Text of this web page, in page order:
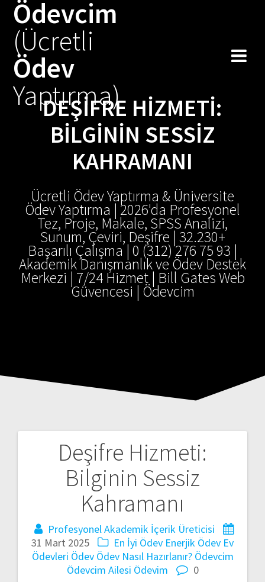
Ödevcim
(Ücretli
Ödev
Yaptırma)
DEŞIFRE HIZMETI:
BILGININ SESSIZ
KAHRAMANI
Ücretli Ödev Yaptırma & Üniversite
Ödev Yaptırma | 2026'da Profesyonel
Tez, Proje, Makale, SPSS Analizi,
Sunum, Çeviri, Deşifre | 32.230+
Başarılı Çalışma | 0 (312) 276 75 93 |
Akademik Danışmanlık ve Ödev Destek
Merkezi | 7/24 Hizmet | Bill Gates Web
Güvencesi | Ödevcim
Deşifre Hizmeti:
Bilginin Sessiz
Kahramanı
Profesyonel Akademik İçerik Üreticisi
31 Mart 2025
En İyi Ödev Enerjik Ödev Ev
Ödevleri Ödev Ödev Nasıl Hazırlanır? Ödevcim
Ödevcim Ailesi Ödevim
0
gezinmesi